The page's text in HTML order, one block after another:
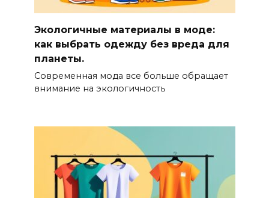
Экологичные материалы в моде:
как выбрать одежду без вреда для
планеты.
Современная мода все больше обращает
внимание на экологичность